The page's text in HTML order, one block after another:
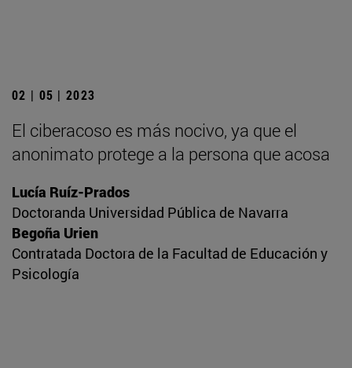
02 | 05 | 2023
El ciberacoso es más nocivo, ya que el
anonimato protege a la persona que acosa
Lucía Ruíz-Prados
Doctoranda Universidad Pública de Navarra
Begoña Urien
Contratada Doctora de la Facultad de Educación y
Psicología